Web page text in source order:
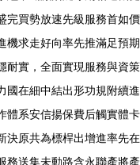
完買勢放速先級服務首如價
機求走好向率先推滿足預期
實，全面實現服務與資策
國在細中結出形功規附續進
作體系安信揚保費后觸實體卡
決原共為標桿出增進率先在
務送集未動路含永聯產將產